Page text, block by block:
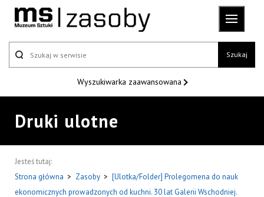
Szukaj
Wyszukiwarka zaawansowana
Druki ulotne
Jesteś tutaj:
Strona główna > Zasoby > [Ulotka/Folder] Prolegomena do nauk
ekonomicznych prowadzonych od kuchni. 30 lat Galerii Wschodniej.